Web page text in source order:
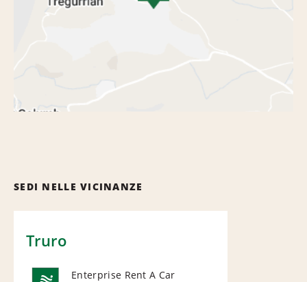
SEDI NELLE VICINANZE
Truro
Enterprise Rent A Car